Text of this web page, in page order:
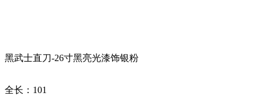
黑武士直刀-26寸黑亮光漆饰银粉
全长：101